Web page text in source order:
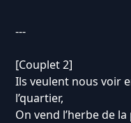
---
[Couplet 2]
Ils veulent nous voir
l’quartier,
On vend l’herbe de